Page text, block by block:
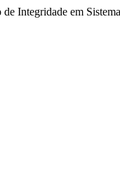
Integridade em